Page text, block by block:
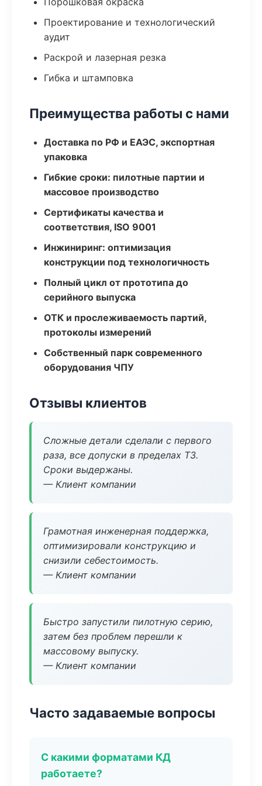
Проектирование и технологический
аудит
Раскрой и лазерная резка
Гибка и штамповка
Преимущества работы с нами
Доставка по РФ и ЕАЭС, экспортная
упаковка
Гибкие сроки: пилотные партии и
массовое производство
Сертификаты качества и
соответствия, ISO 9001
Инжиниринг: оптимизация
конструкции под технологичность
Полный цикл от прототипа до
серийного выпуска
ОТК и прослеживаемость партий,
протоколы измерений
Собственный парк современного
оборудования ЧПУ
Отзывы клиентов
Сложные детали сделали с первого
раза, все допуски в пределах ТЗ.
Сроки выдержаны.
— Клиент компании
Грамотная инженерная поддержка,
оптимизировали конструкцию и
снизили себестоимость.
— Клиент компании
Быстро запустили пилотную серию,
затем без проблем перешли к
массовому выпуску.
— Клиент компании
Часто задаваемые вопросы
С какими форматами КД
работаете?